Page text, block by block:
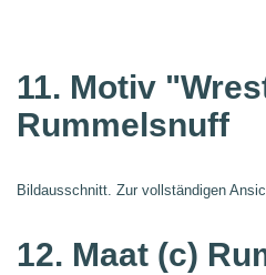
11. Motiv
Rummelsnuff
Bildausschnitt. Zur vollständigen
12. Maat (c)